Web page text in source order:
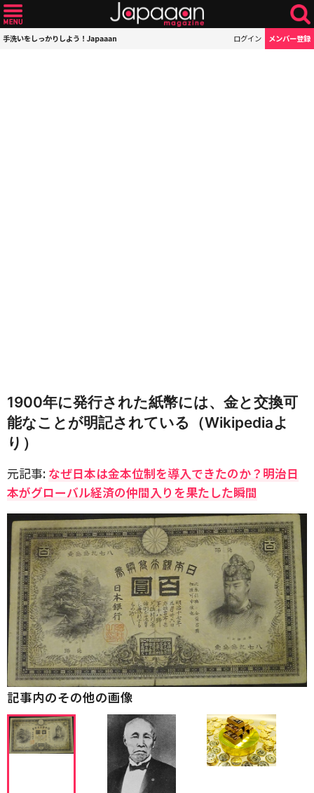
手洗いをしっかりしよう！Japaaan ログイン メンバー登録
1900年に発行された紙幣には、金と交換可
能なことが明記されている（Wikipediaよ
り）
元記事: なぜ日本は金本位制を導入できたのか？明治日
本がグローバル経済の仲間入りを果たした瞬間
記事内のその他の画像